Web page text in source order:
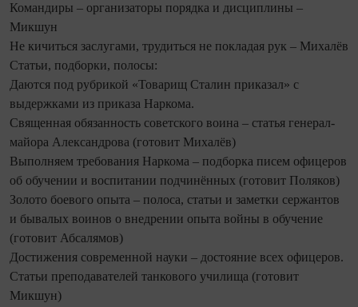
Командиры – организаторы порядка и дисциплины –
Микшун
Не кичиться заслугами, трудиться не покладая рук – Михалёв
Статьи, подборки, полосы:
Даются под рубрикой «Товарищ Сталин приказал» с
выдержками из приказа Наркома.
Священная обязанность советского воина – статья генерал-
майора Александрова (готовит Михалёв)
Выполняем требования Наркома – подборка писем офицеров
об обучении и воспитании подчинённых (готовит Поляков)
Золото боевого опыта – полоса, статьи и заметки сержантов
и бывалых воинов о внедрении опыта войны в обучение
(готовит Абсалямов)
Достижения современной науки – достояние всех офицеров.
Статьи преподавателей танкового училища (готовит
Микшун)